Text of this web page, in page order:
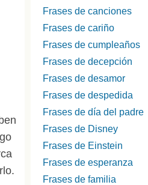
Frases de canciones
Frases de cariño
Frases de cumpleaños
Frases de decepción
Frases de desamor
Frases de despedida
Frases de día del padre
Frases de Disney
Frases de Einstein
Frases de esperanza
Frases de familia